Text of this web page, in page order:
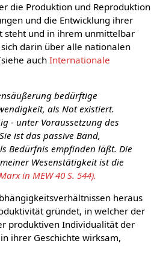
die Produktion und Reproduktion
und die Entwicklung ihrer
steht und in ihrem unmittelbar
darin über alle nationalen
auchInternationale
bedürftige
als Not existiert.
- unter Voraussetzung des
ist das passive Band,
Bedürfnis empfinden läßt. Die
Wesenstätigkeit ist die
in MEW 40 S. 544).
heraus
gründet, in welcher der
produktiven Individualität der
ihrer Geschichte wirksam,